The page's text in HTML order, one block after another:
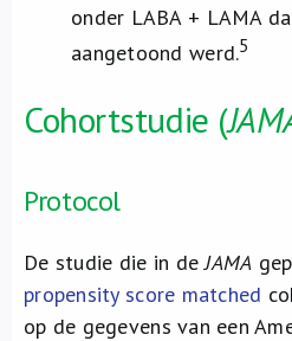
onder LABA + LAMA
aangetoond werd.5
Cohortstudie (
Protocol
De studie die in deJAMA
propensity score matched
op de gegevens van een